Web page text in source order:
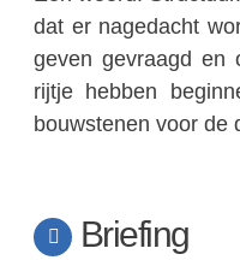
dat er nagedacht
geven gevraagd en
rijtje hebben
bouwstenen voor de
Briefing